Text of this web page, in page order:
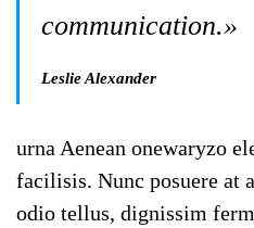
communication.»
Leslie Alexander
urna Aenean onewaryzo
facilisis. Nunc posuere at
odio tellus, dignissim